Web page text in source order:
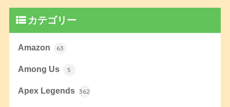
カテゴリー
Amazon 63
Among Us 5
Apex Legends 362